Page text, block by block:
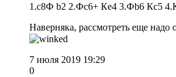
1.c8Ф b2 2.Фc6+ Кe4 3.Фb6 Кс5
Наверняка, рассмотреть еще надо
7 июля 2019 19:29
0